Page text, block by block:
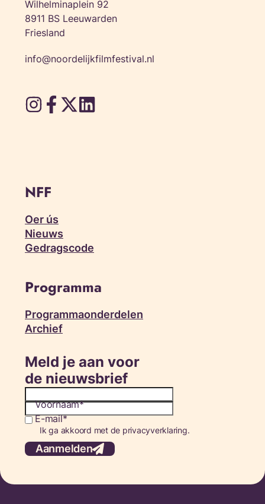
Wilhelminaplein 92
8911 BS Leeuwarden
Friesland
info@noordelijkfilmfestival.nl
NFF
Oer ús
Nieuws
Gedragscode
Programma
Programmaonderdelen
Archief
Meld je aan voor
de nieuwsbrief
Voornaam
E-mail
Consent
Ik ga akkoord met de privacyverklaring.
Aanmelden